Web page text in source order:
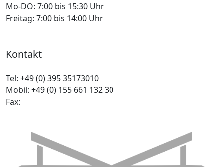
Mo-DO: 7:00 bis 15:30 Uhr
Freitag: 7:00 bis 14:00 Uhr
Kontakt
Tel: +49 (0) 395 35173010
Mobil: +49 (0) 155 661 132 30
Fax: